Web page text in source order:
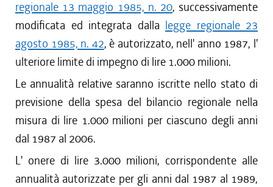
regionale 13 maggio 1985, n. 20, successivamente
modificata ed integrata dalla legge regionale 23
agosto 1985, n. 42, è autorizzato, nell' anno 1987, l'
ulteriore limite di impegno di lire 1.000 milioni.
Le annualità relative saranno iscritte nello stato di
previsione della spesa del bilancio regionale nella
misura di lire 1.000 milioni per ciascuno degli anni
dal 1987 al 2006.
L' onere di lire 3.000 milioni, corrispondente alle
annualità autorizzate per gli anni dal 1987 al 1989,